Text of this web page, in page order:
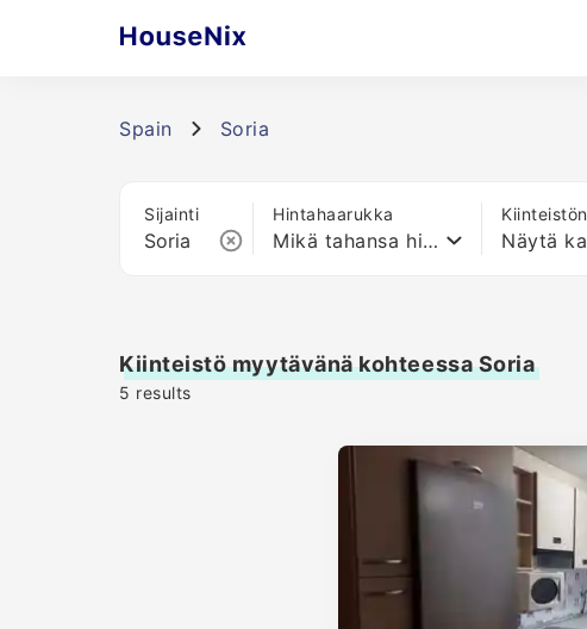
Spain Soria
Sijainti Hintahaarukka
Mikä tahansa hinta Näytä
Kiinteistö myytävänä kohteessa Soria
5 results